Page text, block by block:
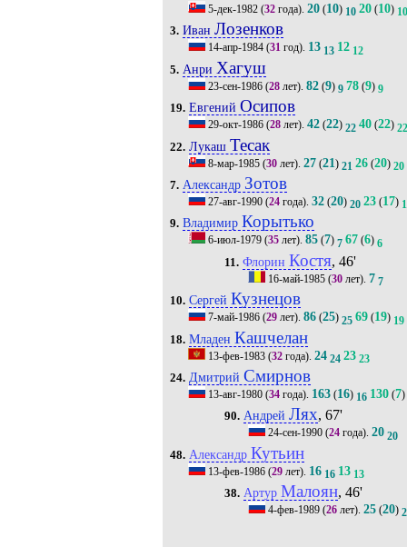
5-дек-1982(32года). 20(10) 10 20(10) 10
3. Иван Лозенков
14-апр-1984(31год). 13 13 12 12
5. Анри Хагуш
23-сен-1986(28лет). 82(9) 9 78(9) 9
19. Евгений Осипов
29-окт-1986(28лет). 42(22) 22 40(22) 22
22. Лукаш Тесак
8-мар-1985(30лет). 27(21) 21 26(20) 20
7. Александр Зотов
27-авг-1990(24года). 32(20) 20 23(17)
9. Владимир Корытько
6-июл-1979(35лет). 85(7) 7 67(6) 6
11. Флорин Костя, 46'
16-май-1985 (30 лет).7 7
10. Сергей Кузнецов
7-май-1986(29лет). 86(25) 25 69(19) 19
18. Младен Кашчелан
13-фев-1983(32года). 24 24 23 23
24. Дмитрий Смирнов
13-авг-1980(34года). 163(16) 16 130(7)
90. Андрей Лях, 67'
24-сен-1990 (24 года).20 20
48. Александр Кутьин
13-фев-1986(29лет). 16 16 13 13
38. Артур Малоян, 46'
4-фев-1989 (26 лет).25 (20)